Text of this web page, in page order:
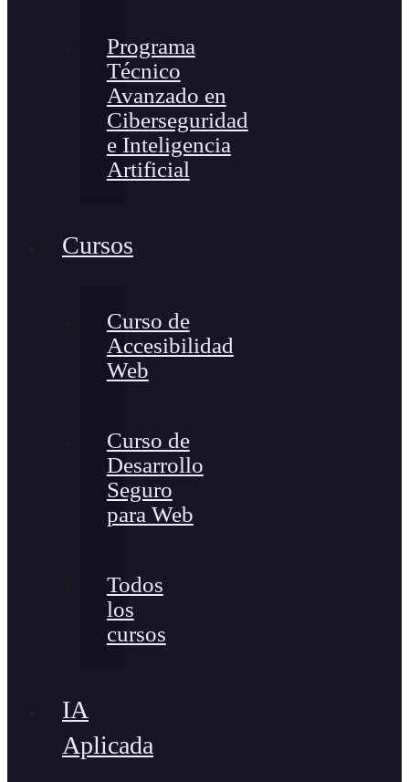
Programa
Técnico
Avanzado en
Ciberseguridad
e Inteligencia
Artificial
Cursos
Curso de
Accesibilidad
Web
Curso de
Desarrollo
Seguro
para Web
Todos
los
cursos
IA
Aplicada